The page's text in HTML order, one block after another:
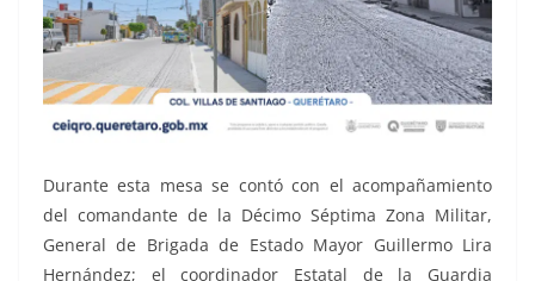
Durante esta mesa se contó con el acompañamiento
del comandante de la Décimo Séptima Zona Militar,
General de Brigada de Estado Mayor Guillermo Lira
Hernández; el coordinador Estatal de la Guardia